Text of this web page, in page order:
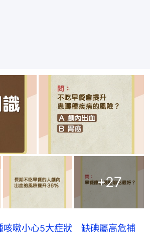
+27
咳嗽小心5大症狀 缺碘屬高危補